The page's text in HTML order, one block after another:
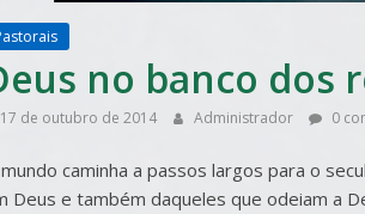
no banco dos
17 de outubro de 2014 Administrador 0
caminha a passos largos para o
Deus e também daqueles que odeiam a